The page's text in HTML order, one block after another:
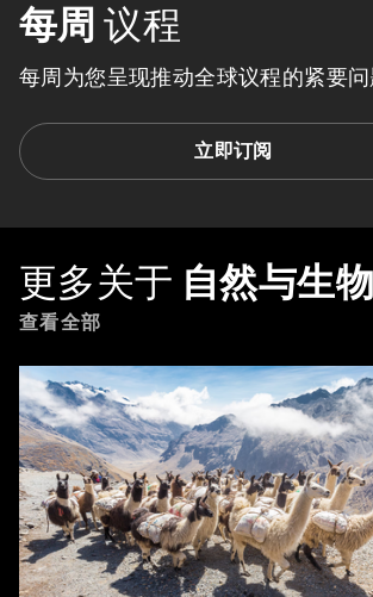
每周 议程
每周为您呈现推动全球议程的紧要问
立即订阅
更多关于 自然与生
查看全部